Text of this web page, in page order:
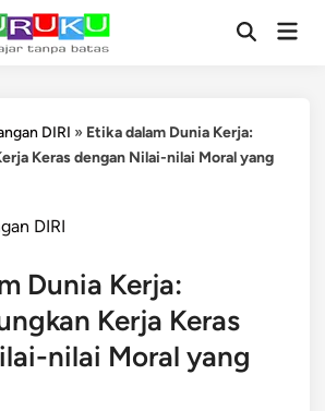
OpenMain
DIRI » Etika dalam Dunia Kerja:
Keras dengan Nilai-nilai Moral yang
DIRI
Dunia Kerja:
Kerja Keras
nilai Moral yang